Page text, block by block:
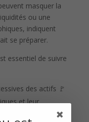
masquer la
ou une
indiquent
se préparer.
essentiel de suivre
des actifs 🚩
et leur